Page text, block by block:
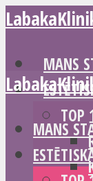
MANS
TOP
MANS